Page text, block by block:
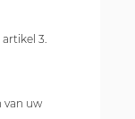
3.
van uw